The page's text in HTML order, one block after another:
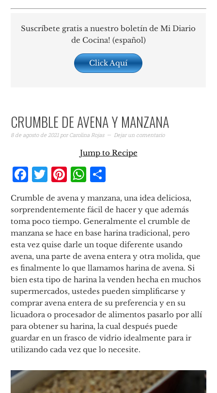
Suscríbete gratis a nuestro boletín de Mi Diario
de Cocina! (español)
Click Aquí
CRUMBLE DE AVENA Y MANZANA
8 de agosto de 2021porCarolina Rojas Dejar un comentario
Jump to Recipe
Facebook
Twitter
Pinterest
WhatsApp
Crumble de avena y manzana, una idea deliciosa,
sorprendentemente fácil de hacer y que además
toma poco tiempo. Generalmente el crumble de
manzana se hace en base harina tradicional, pero
esta vez quise darle un toque diferente usando
avena, una parte de avena entera y otra molida, que
es finalmente lo que llamamos harina de avena. Si
bien esta tipo de harina la venden hecha en muchos
supermercados, ustedes pueden simplificarse y
comprar avena entera de su preferencia y en su
licuadora o procesador de alimentos pasarlo por allí
para obtener su harina, la cual después puede
guardar en un frasco de vidrio idealmente para ir
utilizando cada vez que lo necesite.